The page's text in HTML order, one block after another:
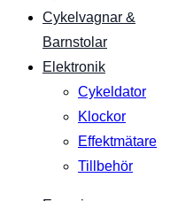
Cykelvagnar &
Barnstolar
Elektronik
Cykeldator
Klockor
Effektmätare
Tillbehör